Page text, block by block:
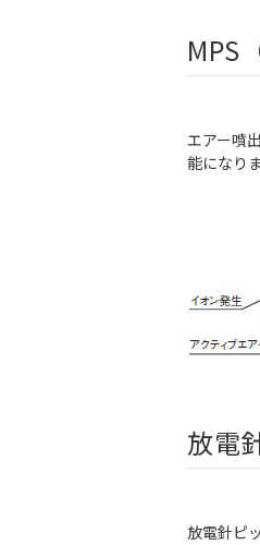
MPS
エアー噴
能になり
放電
放電針ピ